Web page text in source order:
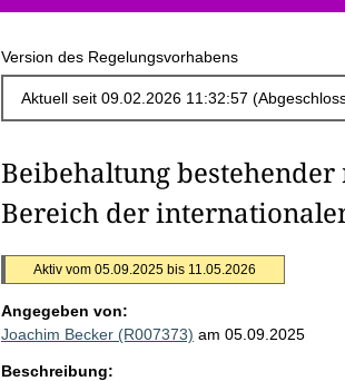
Version des Regelungsvorhabens
Beibehaltung
Bereich der
Aktiv vom 05.09.2025 bis 11.05.2026
Angegeben von:
Joachim Becker (R007373) am 05.09.2025
Beschreibung: